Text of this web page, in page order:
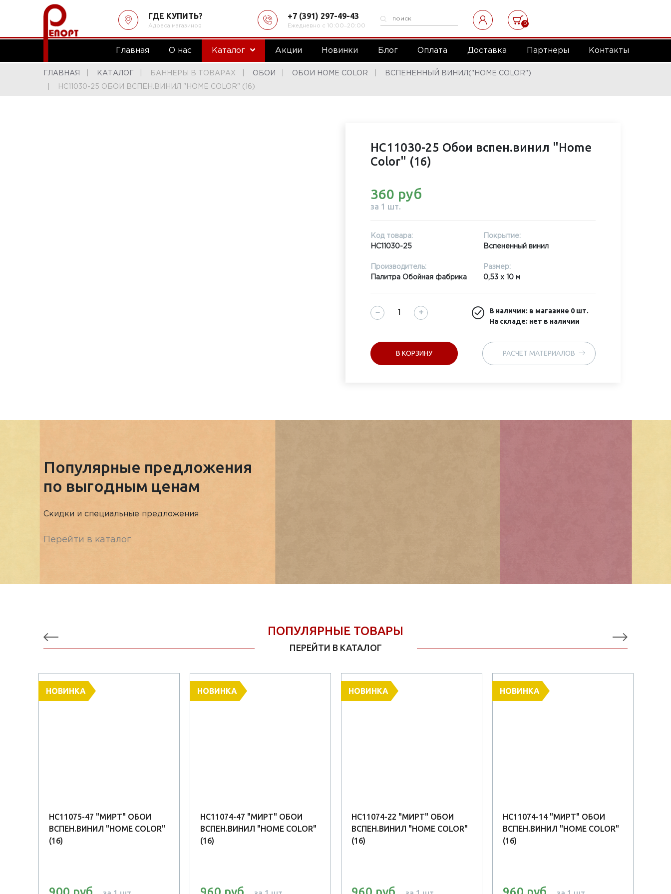
ГДЕ КУПИТЬ?
Адреса магазинов
+7 (391) 297-49-43
Ежедневно с 10:00‒20:00 0
Главная О нас Каталог Акции Новинки Блог Оплата Доставка Партнеры Контакты
ГЛАВНАЯ КАТАЛОГ БАННЕРЫ В ТОВАРАХ ОБОИ ОБОИ HOME COLOR ВСПЕНЕННЫЙ ВИНИЛ("HOME COLOR")
HC11030-25 ОБОИ ВСПЕН.ВИНИЛ "HOME COLOR" (16)
HC11030-25 Обои вспен.винил "Home
Color" (16)
360 руб
за 1 шт.
Код товара:
HC11030-25
Покрытие:
Вспененный винил
Производитель:
Палитра Обойная фабрика
Размер:
0,53 x 10 м
− + В наличии: в магазине 0 шт.
На складе: нет в наличии
В КОРЗИНУ РАСЧЕТ МАТЕРИАЛОВ
Популярные предложения
по выгодным ценам
Скидки и специальные предложения
Перейти в каталог
ПОПУЛЯРНЫЕ ТОВАРЫ
ПЕРЕЙТИ В КАТАЛОГ
НОВИНКА
HC11075-47 "МИРТ" ОБОИ
ВСПЕН.ВИНИЛ "HOME COLOR"
(16)
НОВИНКА
HC11074-47 "МИРТ" ОБОИ
ВСПЕН.ВИНИЛ "HOME COLOR"
(16)
НОВИНКА
HC11074-22 "МИРТ" ОБОИ
ВСПЕН.ВИНИЛ "HOME COLOR"
(16)
НОВИНКА
HC11074-14 "МИРТ" ОБОИ
ВСПЕН.ВИНИЛ "HOME COLOR"
(16)